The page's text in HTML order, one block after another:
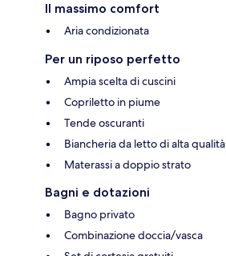
Il massimo comfort
Aria condizionata
Per un riposo perfetto
Ampia scelta di cuscini
Copriletto in piume
Tende oscuranti
Biancheria da letto di alta qualità
Materassi a doppio strato
Bagni e dotazioni
Bagno privato
Combinazione doccia/vasca